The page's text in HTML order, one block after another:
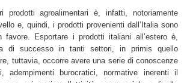
prodotti agroalimentari è, infatti, notoriamente
e, quindi, i prodotti provenienti dall’Italia sono
favore. Esportare i prodotti italiani all’estero è,
di successo in tanti settori, in primis quello
tuttavia, occorre avere una serie di conoscenze
adempimenti burocratici, normative inerenti il